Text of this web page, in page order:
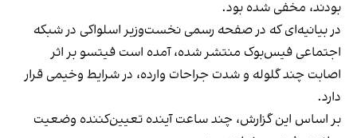
بودند، مخفی شده بود.
در بیانیه‌ای که در صفحه رسمی نخست‌وزیر اسلواکی در شبکه
اجتماعی فیس‌بوک منتشر شده، آمده است فیتسو بر اثر
اصابت چند گلوله و شدت جراحات وارده، در شرایط وخیمی قرار
دارد.
بر اساس این گزارش، چند ساعت آینده تعیین‌کننده وضعیت